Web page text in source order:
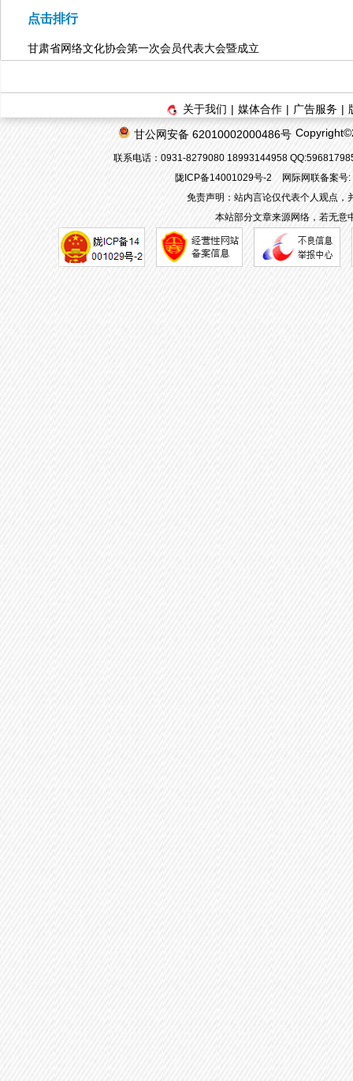
点击排行
甘肃省网络文化协会第一次会员代表大会暨成立
关于我们 | 媒体合作 | 广告服务 |
甘公网安备 62010002000486号
联系电话：0931-8279080 18993144958
陇ICP备14001029号-2
网际网联备案
免责声明：站内言论仅代表个人观点，
本站部分文章来源网络，若无意